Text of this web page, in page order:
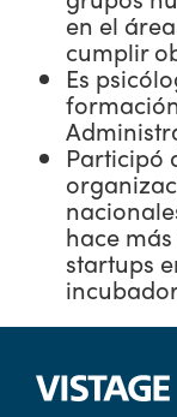
en el
cumplir
Es
Participó
hace
startups